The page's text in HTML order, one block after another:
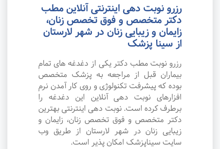
رزرو نوبت دهی اینترنتی آنلاین مطب
دکتر متخصص و فوق تخصص زنان،
زایمان و زیبایی زنان در شهر لارستان
از سینا پزشک
رزرو نوبت مطب دکتر یکی از دغدغه های تمام
بیماران قبل از مراجعه به پزشک متخصص
بوده که پیشرفت تکنولوژی و روی کار آمدن نرم
افزارهای نوبت دهی آنلاین این دغدغه را
برطرف کرده است. نوبت دهی اینترنتی بهترین
دکتر متخصص و فوق تخصص زنان، زایمان و
زیبایی زنان در شهر لارستان از طریق وب
سایت سیناپزشک امکان پذیر است.